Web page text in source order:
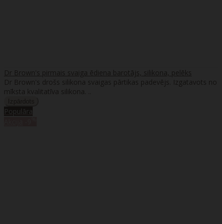
Dr Brown's pirmais svaiga ēdiena barotājs, silikona, pelēks
Dr Brown's drošs silikona svaigas pārtikas padevējs. Izgatavots no
mīksta kvalitatīva silikona. ..
Populāra